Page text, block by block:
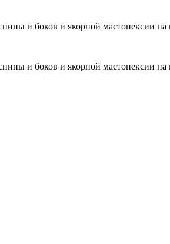
и боков и якорной мастопексии
и боков и якорной мастопексии